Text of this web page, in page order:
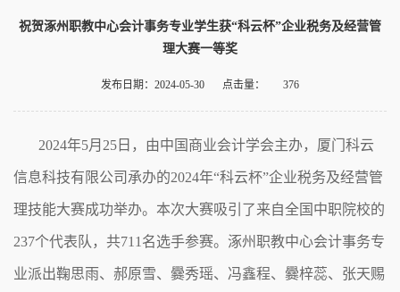
祝贺涿州职教中心会计事务专业学生获“科云杯”企业税务及经营管
理大赛一等奖
发布日期：2024-05-30 点击量： 376
2024年5月25日，由中国商业会计学会主办，厦门科云
信息科技有限公司承办的2024年“科云杯”企业税务及经营管
理技能大赛成功举办。本次大赛吸引了来自全国中职院校的
237个代表队，共711名选手参赛。涿州职教中心会计事务专
业派出鞠思雨、郝原雪、爨秀瑶、冯鑫程、爨梓蕊、张天赐